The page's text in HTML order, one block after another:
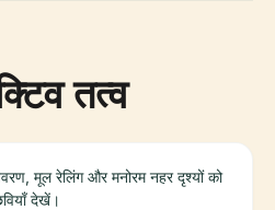
तत्व
मूल रेलिंग और मनोरम नहर दृश्यों को
देखें।